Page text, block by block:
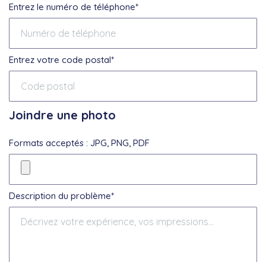
Entrez le numéro de téléphone*
Entrez votre code postal*
Joindre une photo
Formats acceptés : JPG, PNG, PDF
Description du problème*